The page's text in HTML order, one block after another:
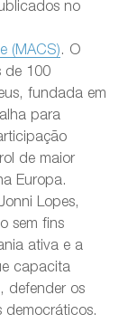
no
(MACS). O
de 100
fundada em
para
de maior
Europa.
Lopes,
sem fins
ativa e a
capacita
defender os
democráticos.